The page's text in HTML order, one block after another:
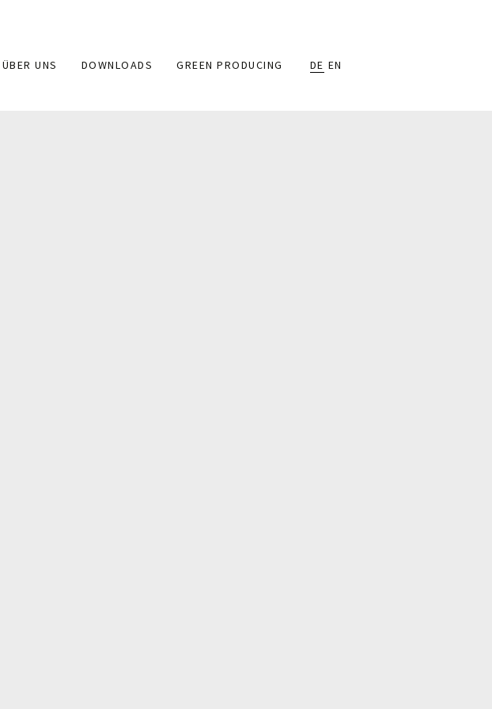
ÜBER UNS DOWNLOADS GREEN PRODUCING DE EN